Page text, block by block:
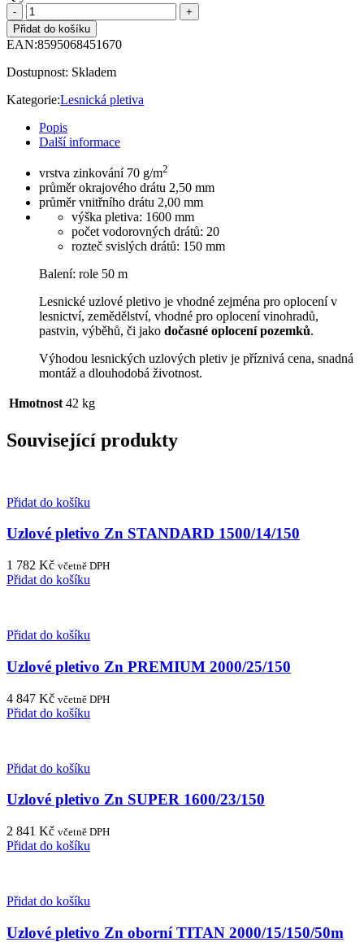
Přidat do košíku
EAN:8595068451670
Dostupnost: Skladem
Kategorie:Lesnická pletiva
Popis
Další informace
vrstva zinkování 70 g/m2
průměr okrajového drátu 2,50 mm
průměr vnitřního drátu 2,00 mm
výška pletiva: 1600 mm
počet vodorovných drátů: 20
rozteč svislých drátů: 150 mm
Balení: role 50 m
Lesnické uzlové pletivo je vhodné zejména pro oplocení v
lesnictví, zemědělství, vhodné pro oplocení vinohradů,
pastvin, výběhů, či jako dočasné oplocení pozemků.
Výhodou lesnických uzlových pletiv je příznivá cena, snadná
montáž a dlouhodobá životnost.
Hmotnost 42 kg
Související produkty
Přidat do košíku
Uzlové pletivo Zn STANDARD 1500/14/150
1 782 Kč včetně DPH
Přidat do košíku
Přidat do košíku
Uzlové pletivo Zn PREMIUM 2000/25/150
4 847 Kč včetně DPH
Přidat do košíku
Přidat do košíku
Uzlové pletivo Zn SUPER 1600/23/150
2 841 Kč včetně DPH
Přidat do košíku
Přidat do košíku
Uzlové pletivo Zn oborní TITAN 2000/15/150/50m